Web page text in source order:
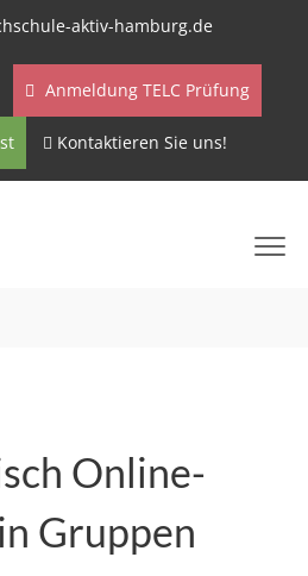
aktiv-hamburg.de
Anmeldung TELC Prüfung
Kontaktieren Sie uns!
Online-
Gruppen